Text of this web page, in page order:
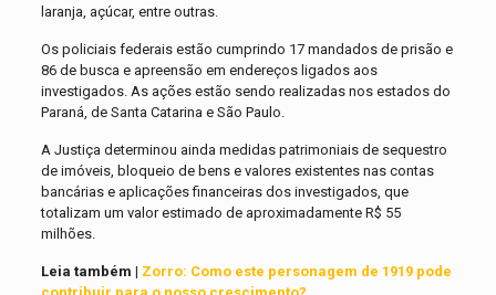
laranja, açúcar, entre outras.
Os policiais federais estão cumprindo 17 mandados de prisão e
86 de busca e apreensão em endereços ligados aos
investigados. As ações estão sendo realizadas nos estados do
Paraná, de Santa Catarina e São Paulo.
A Justiça determinou ainda medidas patrimoniais de sequestro
de imóveis, bloqueio de bens e valores existentes nas contas
bancárias e aplicações financeiras dos investigados, que
totalizam um valor estimado de aproximadamente R$ 55
milhões.
Leia também | Zorro: Como este personagem de 1919 pode